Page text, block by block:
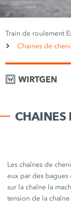
Train de roulement
Chaines de
CHAINES
Les chaînes de
eux par des
sur la chaîne la
tension de la